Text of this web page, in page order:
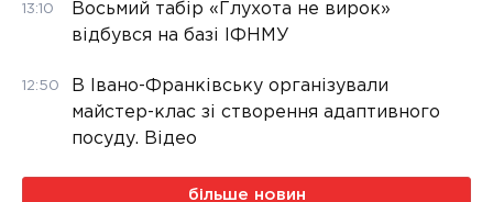
13:10
Восьмий табір «Глухота не вирок»
відбувся на базі ІФНМУ
12:50
В Івано-Франківську організували
майстер-клас зі створення адаптивного
посуду. Відео
більше новин